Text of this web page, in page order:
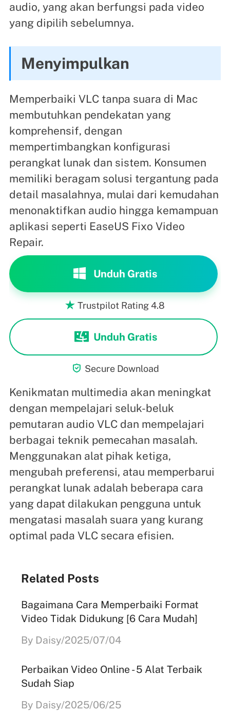
audio, yang akan berfungsi pada video
yang dipilih sebelumnya.
Menyimpulkan
Memperbaiki VLC tanpa suara di Mac
membutuhkan pendekatan yang
komprehensif, dengan
mempertimbangkan konfigurasi
perangkat lunak dan sistem. Konsumen
memiliki beragam solusi tergantung pada
detail masalahnya, mulai dari kemudahan
menonaktifkan audio hingga kemampuan
aplikasi seperti EaseUS Fixo Video
Repair.
Unduh Gratis
 Trustpilot Rating 4.8
Unduh Gratis
 Secure Download
Kenikmatan multimedia akan meningkat
dengan mempelajari seluk-beluk
pemutaran audio VLC dan mempelajari
berbagai teknik pemecahan masalah.
Menggunakan alat pihak ketiga,
mengubah preferensi, atau memperbarui
perangkat lunak adalah beberapa cara
yang dapat dilakukan pengguna untuk
mengatasi masalah suara yang kurang
optimal pada VLC secara efisien.
Related Posts
Bagaimana Cara Memperbaiki Format
Video Tidak Didukung [6 Cara Mudah]
By Daisy/2025/07/04
Perbaikan Video Online - 5 Alat Terbaik
Sudah Siap
By Daisy/2025/06/25